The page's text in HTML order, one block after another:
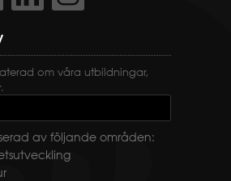
om våra utbildningar,
av följande områden: